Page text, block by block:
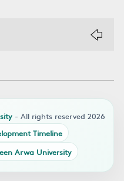
- All rights reserved 2026
Timeline
Arwa University